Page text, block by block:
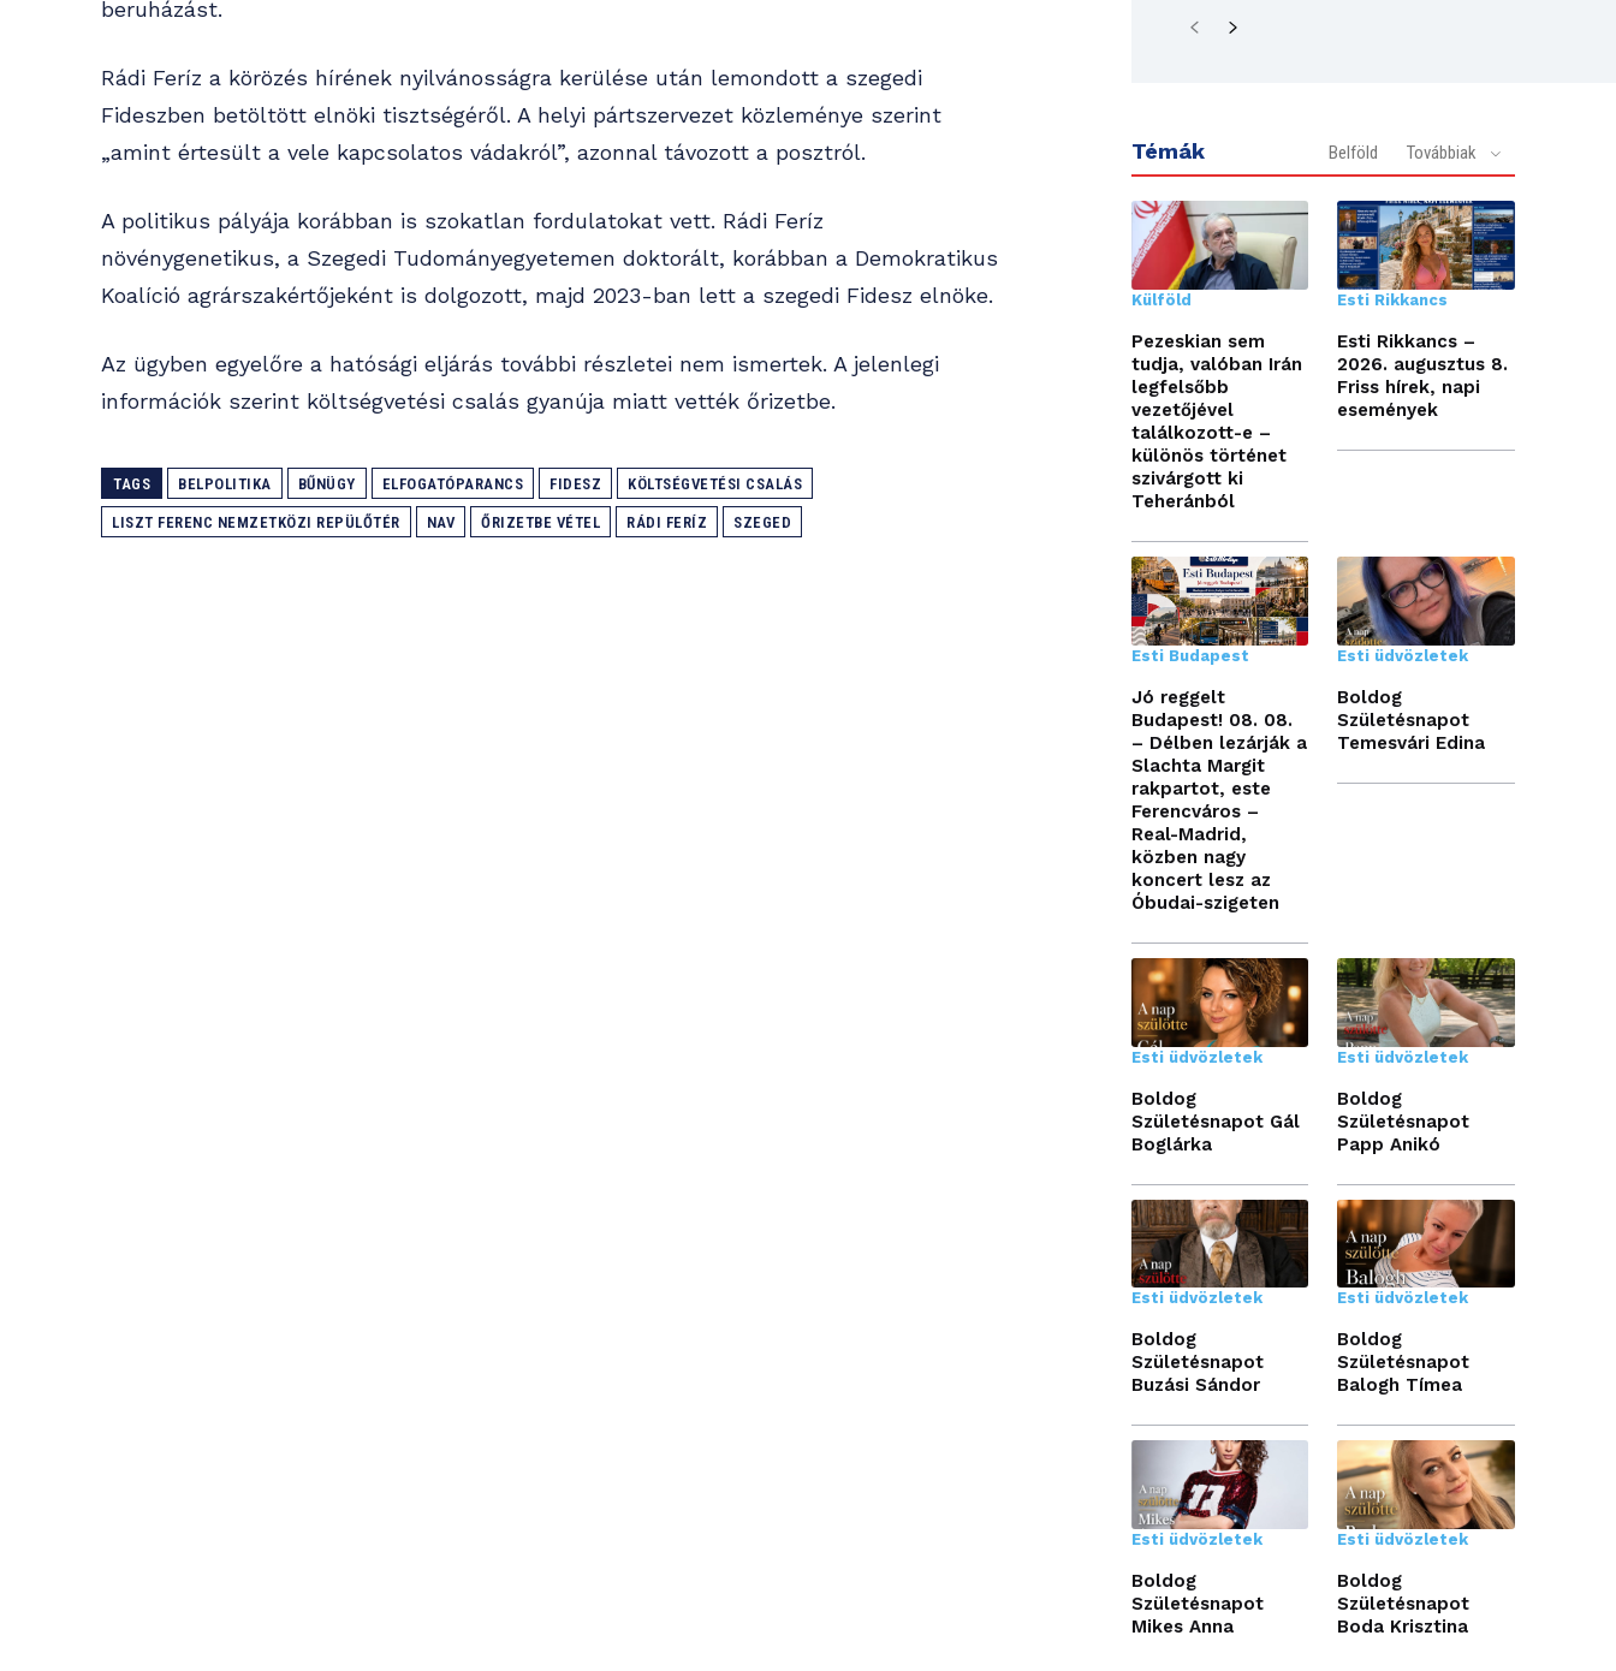
beruházást.
Rádi Feríz a körözés hírének nyilvánosságra kerülése után lemondott a szegedi
Fideszben betöltött elnöki tisztségéről. A helyi pártszervezet közleménye szerint
„amint értesült a vele kapcsolatos vádakról”, azonnal távozott a posztról.
A politikus pályája korábban is szokatlan fordulatokat vett. Rádi Feríz
növénygenetikus, a Szegedi Tudományegyetemen doktorált, korábban a Demokratikus
Koalíció agrárszakértőjeként is dolgozott, majd 2023-ban lett a szegedi Fidesz elnöke.
Az ügyben egyelőre a hatósági eljárás további részletei nem ismertek. A jelenlegi
információk szerint költségvetési csalás gyanúja miatt vették őrizetbe.
TAGS BELPOLITIKA BŰNÜGY ELFOGATÓPARANCS FIDESZ KÖLTSÉGVETÉSI CSALÁS
LISZT FERENC NEMZETKÖZI REPÜLŐTÉR NAV ŐRIZETBE VÉTEL RÁDI FERÍZ SZEGED
Témák Belföld Továbbiak
Külföld
Pezeskian sem
tudja, valóban Irán
legfelsőbb
vezetőjével
találkozott-e –
különös történet
szivárgott ki
Teheránból
Esti Rikkancs
Esti Rikkancs –
2026. augusztus 8.
Friss hírek, napi
események
Esti Budapest
Jó reggelt
Budapest! 08. 08.
– Délben lezárják a
Slachta Margit
rakpartot, este
Ferencváros –
Real-Madrid,
közben nagy
koncert lesz az
Óbudai-szigeten
Esti üdvözletek
Boldog
Születésnapot
Temesvári Edina
Esti üdvözletek
Boldog
Születésnapot Gál
Boglárka
Esti üdvözletek
Boldog
Születésnapot
Papp Anikó
Esti üdvözletek
Boldog
Születésnapot
Buzási Sándor
Esti üdvözletek
Boldog
Születésnapot
Balogh Tímea
Esti üdvözletek
Boldog
Születésnapot
Mikes Anna
Esti üdvözletek
Boldog
Születésnapot
Boda Krisztina